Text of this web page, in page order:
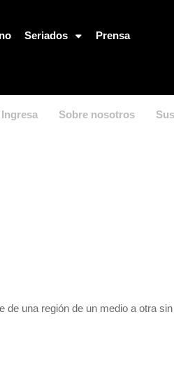
Seriados Prensa
Ingresa Sobre nosotros
de una región de un medio a otra sin